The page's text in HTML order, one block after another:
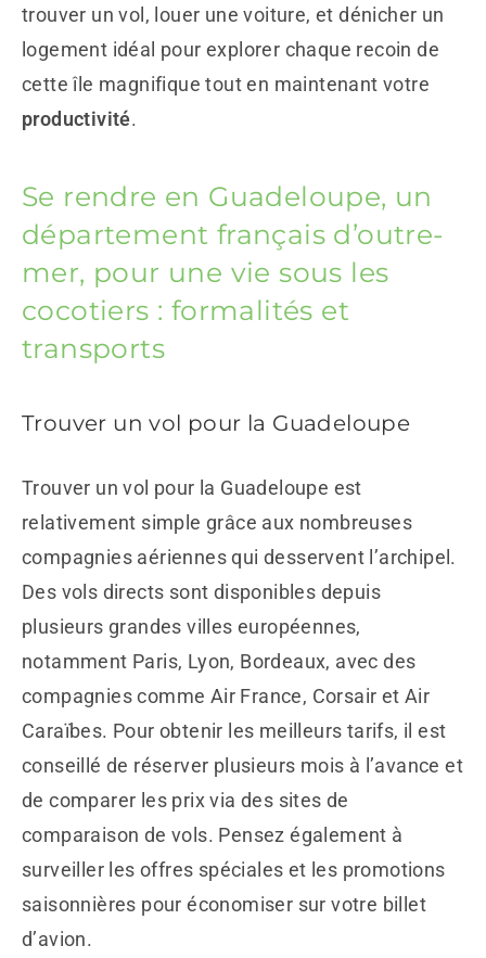
trouver un vol, louer une voiture, et dénicher un
logement idéal pour explorer chaque recoin de
cette île magnifique tout en maintenant votre
productivité.
Se rendre en Guadeloupe, un
département français d’outre-
mer, pour une vie sous les
cocotiers : formalités et
transports
Trouver un vol pour la Guadeloupe
Trouver un vol pour la Guadeloupe est
relativement simple grâce aux nombreuses
compagnies aériennes qui desservent l’archipel.
Des vols directs sont disponibles depuis
plusieurs grandes villes européennes,
notamment Paris, Lyon, Bordeaux, avec des
compagnies comme Air France, Corsair et Air
Caraïbes. Pour obtenir les meilleurs tarifs, il est
conseillé de réserver plusieurs mois à l’avance et
de comparer les prix via des sites de
comparaison de vols. Pensez également à
surveiller les offres spéciales et les promotions
saisonnières pour économiser sur votre billet
d’avion.